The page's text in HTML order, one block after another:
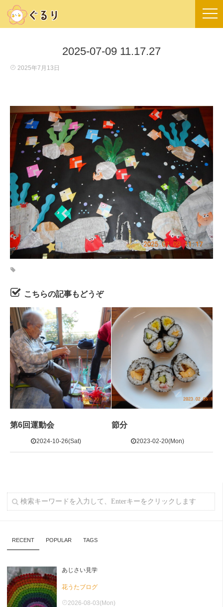
2025-07-09 11.17.27
2025年7月13日
こちらの記事もどうぞ
第6回運動会
2024-10-26(Sat)
節分
2023-02-20(Mon)
RECENT POPULAR TAGS
あじさい見学
花うたブログ
2026-08-03(Mon)